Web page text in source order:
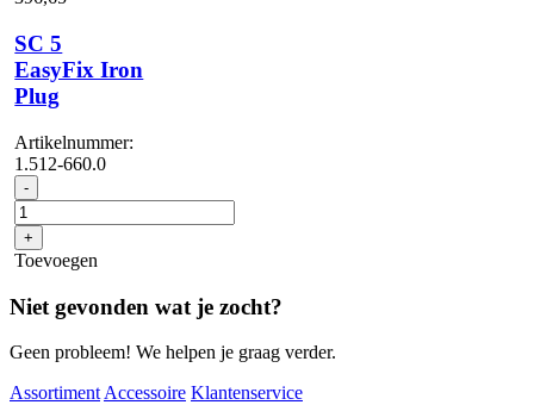
SC 5
EasyFix Iron
Plug
Artikelnummer:
1.512-660.0
- SC
5
EasyFix
Iron
Plug
+
Toevoegen
Niet gevonden wat je zocht?
Geen probleem! We helpen je graag verder.
Assortiment Accessoire Klantenservice